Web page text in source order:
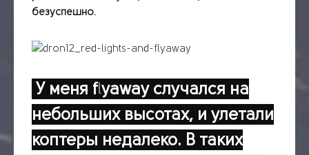
безуспешно.
У меня flyaway случался на
небольших высотах, и улетали
коптеры недалеко. В таких